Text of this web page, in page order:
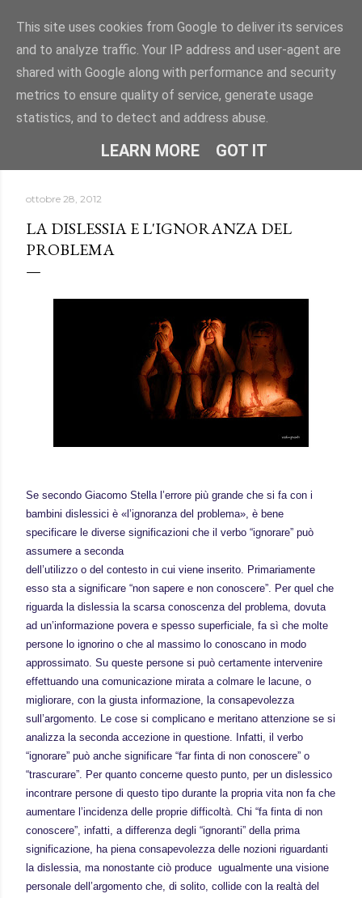
Passa ai contenuti principali
"DISLESSIA? IO TI CONOSCO" -
informazioni, approfondimenti e storie.
ottobre 28, 2012
LA DISLESSIA E L'IGNORANZA DEL
PROBLEMA
Se secondo Giacomo Stella l’errore più grande che si fa con i
bambini dislessici è «l’ignoranza del problema», è bene
specificare le diverse significazioni che il verbo “ignorare” può
assumere a seconda
dell’utilizzo o del contesto in cui viene inserito. Primariamente
esso sta a significare “non sapere e non conoscere”. Per quel che
riguarda la dislessia la scarsa conoscenza del problema, dovuta
ad un’informazione povera e spesso superficiale, fa sì che molte
persone lo ignorino o che al massimo lo conoscano in modo
approssimato. Su queste persone si può certamente intervenire
effettuando una comunicazione mirata a colmare le lacune, o
migliorare, con la giusta informazione, la consapevolezza
sull’argomento. Le cose si complicano e meritano attenzione se si
analizza la seconda accezione in questione. Infatti, il verbo
“ignorare” può anche significare “far finta di non conoscere” o
“trascurare”. Per quanto concerne questo punto, per un dislessico
incontrare persone di questo tipo durante la propria vita non fa che
aumentare l’incidenza delle proprie difficoltà. Chi “fa finta di non
conoscere”, infatti, a differenza degli “ignoranti” della prima
significazione, ha piena consapevolezza delle nozioni riguardanti
la dislessia, ma nonostante ciò produce ugualmente una visione
personale dell’argomento che, di solito, collide con la realtà del
This site uses cookies from Google to deliver its services
and to analyze traffic. Your IP address and user-agent are
shared with Google along with performance and security
metrics to ensure quality of service, generate usage
statistics, and to detect and address abuse.
LEARN MORE GOT IT